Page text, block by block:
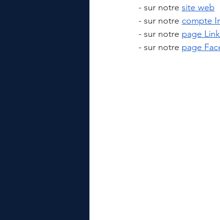
- sur notre site web
- sur notre compte
- sur notre page
- sur notre page